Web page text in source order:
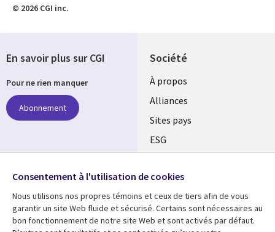
© 2026 CGI inc.
Société
À propos
Alliances
Sites pays
ESG
Fusions
Salle de presse
En savoir plus sur CGI
Pour ne rien manquer
Abonnement
Suivez-nous
Social
Media
Global
Consentement à l'utilisation de cookies
Nous utilisons nos propres témoins et ceux de tiers afin de vous
garantir un site Web fluide et sécurisé. Certains sont nécessaires au
bon fonctionnement de notre site Web et sont activés par défaut.